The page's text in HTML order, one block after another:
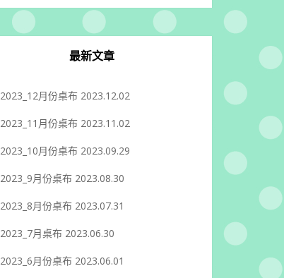
最新文章
2023_12月份桌布 2023.12.02
2023_11月份桌布 2023.11.02
2023_10月份桌布 2023.09.29
2023_9月份桌布 2023.08.30
2023_8月份桌布 2023.07.31
2023_7月桌布 2023.06.30
2023_6月份桌布 2023.06.01